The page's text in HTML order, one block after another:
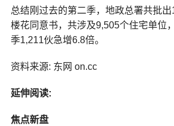
总结刚过去的第二季，地政总署共批
楼花同意书，共涉及9,505个住宅单位
季1,211伙急增6.8倍。
资料来源: 东网 on.cc
延伸阅读:
焦点新盘